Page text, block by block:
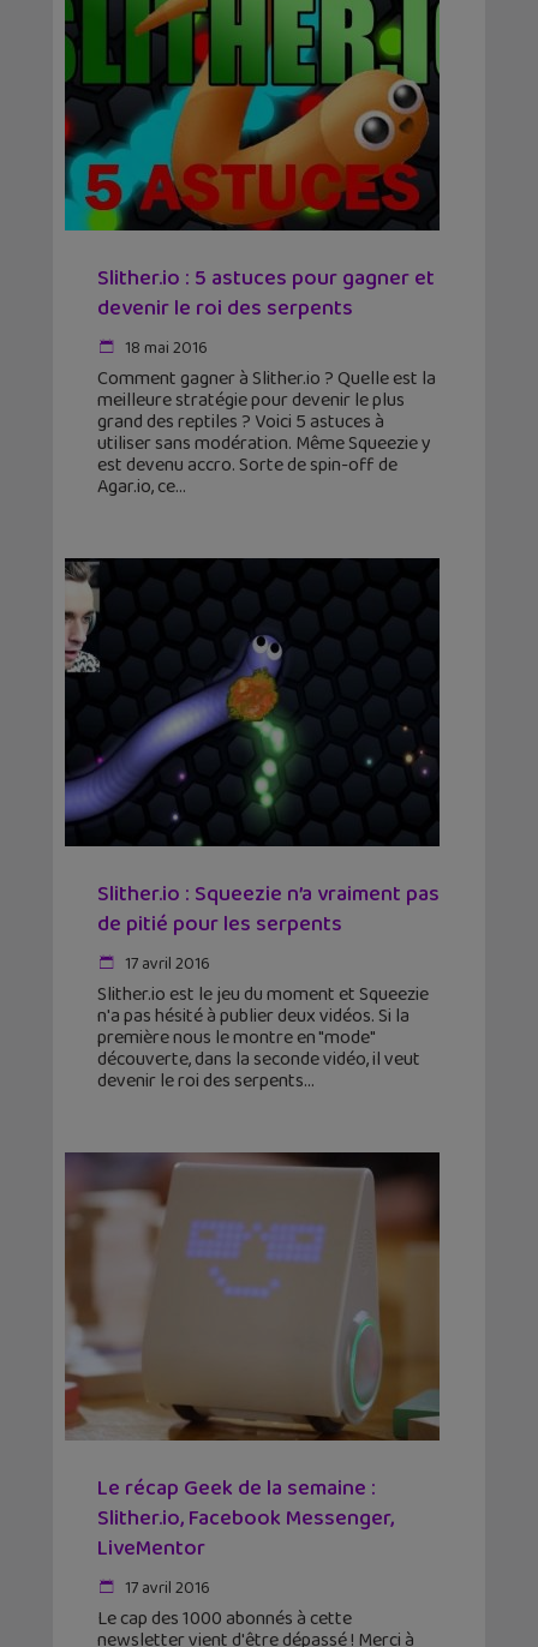
Slither.io : 5 astuces pour gagner et
devenir le roi des serpents
18 mai 2016
Comment gagner à Slither.io ? Quelle est la
meilleure stratégie pour devenir le plus
grand des reptiles ? Voici 5 astuces à
utiliser sans modération. Même Squeezie y
est devenu accro. Sorte de spin-off de
Agar.io, ce
Slither.io : Squeezie n’a vraiment pas
de pitié pour les serpents
17 avril 2016
Slither.io est le jeu du moment et Squeezie
n'a pas hésité à publier deux vidéos. Si la
première nous le montre en "mode"
découverte, dans la seconde vidéo, il veut
devenir le roi des serpents
Le récap Geek de la semaine :
Slither.io, Facebook Messenger,
LiveMentor
17 avril 2016
Le cap des 1000 abonnés à cette
newsletter vient d'être dépassé ! Merci à